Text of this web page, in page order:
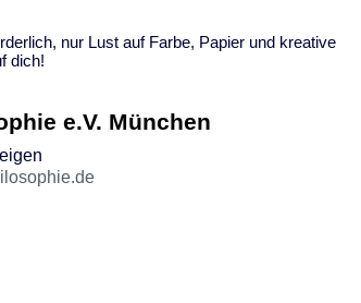
nur Lust auf Farbe, Papier und kreative
dich!
e.V. München